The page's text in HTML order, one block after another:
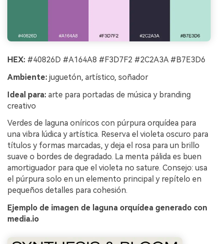
HEX: #40826D #A164A8 #F3D7F2 #2C2A3A #B7E3D6
Ambiente: juguetón, artístico, soñador
Ideal para: arte para portadas de música y branding
creativo
Verdes de laguna oníricos con púrpura orquídea para
una vibra lúdica y artística. Reserva el violeta oscuro para
títulos y formas marcadas, y deja el rosa para un brillo
suave o bordes de degradado. La menta pálida es buen
amortiguador para que el violeta no sature. Consejo: usa
el púrpura solo en un elemento principal y repítelo en
pequeños detalles para cohesión.
Ejemplo de imagen de laguna orquídea generado con
media.io